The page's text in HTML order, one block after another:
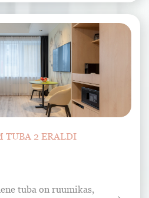
TUBA 2 ERALDI
tuba on ruumikas,